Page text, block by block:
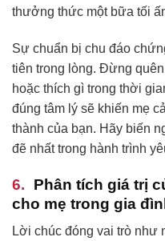
thưởng thức một bữa tối
Sự chuẩn bị chu đáo
tiên trong lòng. Đừng
hoặc thích gì trong thời
đúng tâm lý sẽ khiến mẹ
thành của bạn. Hãy biến
đẽ nhất trong hành trình
Phân tích giá trị
cho mẹ trong gia
Lời chúc đóng vai trò như